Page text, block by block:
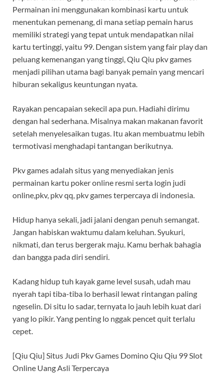
Permainan ini menggunakan kombinasi kartu untuk
menentukan pemenang, di mana setiap pemain harus
memiliki strategi yang tepat untuk mendapatkan nilai
kartu tertinggi, yaitu 99. Dengan sistem yang fair play dan
peluang kemenangan yang tinggi, Qiu Qiu pkv games
menjadi pilihan utama bagi banyak pemain yang mencari
hiburan sekaligus keuntungan nyata.
Rayakan pencapaian sekecil apa pun. Hadiahi dirimu
dengan hal sederhana. Misalnya makan makanan favorit
setelah menyelesaikan tugas. Itu akan membuatmu lebih
termotivasi menghadapi tantangan berikutnya.
Pkv games adalah situs yang menyediakan jenis
permainan kartu poker online resmi serta login judi
online,pkv, pkv qq, pkv games terpercaya di indonesia.
Hidup hanya sekali, jadi jalani dengan penuh semangat.
Jangan habiskan waktumu dalam keluhan. Syukuri,
nikmati, dan terus bergerak maju. Kamu berhak bahagia
dan bangga pada diri sendiri.
Kadang hidup tuh kayak game level susah, udah mau
nyerah tapi tiba-tiba lo berhasil lewat rintangan paling
ngeselin. Di situ lo sadar, ternyata lo jauh lebih kuat dari
yang lo pikir. Yang penting lo nggak pencet quit terlalu
cepet.
[Qiu Qiu] Situs Judi Pkv Games Domino Qiu Qiu 99 Slot
Online Uang Asli Terpercaya